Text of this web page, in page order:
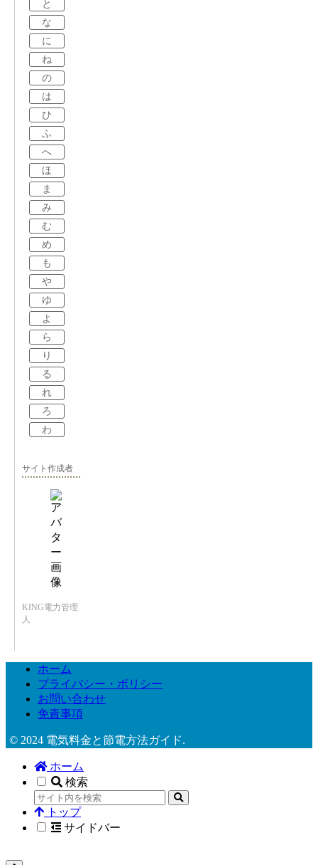
と
な
に
ね
の
は
ひ
ふ
へ
ほ
ま
み
む
め
も
や
ゆ
よ
ら
り
る
れ
ろ
わ
サイト作成者
KING電力管理
人
ホーム
プライバシー・ポリシー
お問い合わせ
免責事項
© 2024 電気料金と節電方法ガイド.
ホーム
検索
トップ
サイドバー